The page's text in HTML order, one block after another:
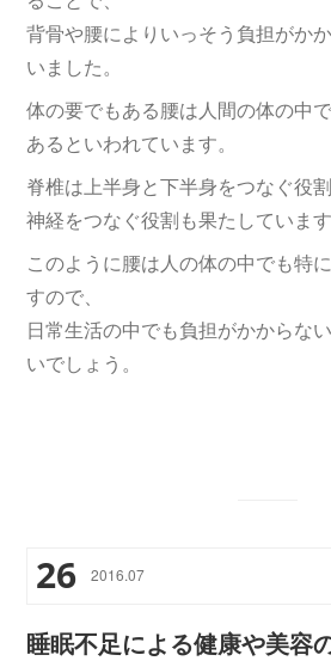
背骨や腰によりいっそう負担がか
いました。
体の要でもある腰は人間の体の中
あるといわれています。
脊椎は上半身と下半身をつなぐ役
神経をつなぐ役割も果たしています
このように腰は人の体の中でも特
すので、
日常生活の中でも負担がかからな
いでしょう。
26 2016.07
睡眠不足による健康や美容